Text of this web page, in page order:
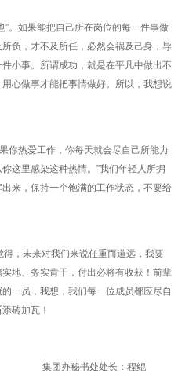
。如果能把自己所在岗位的每一件事做
负，才不及所任，必然会祸及己身，导
小事。所谓成功，就是在平凡中做出不
心做事才能把事情做好。所以，我想说
你热爱工作，你每天就会尽自己所能力
这里感染这种热情。”我们年轻人所拥
来，保持一个饱满的工作状态，不要给
，未来对我们来说任重而道远，我要
地、务实肯干，付出必将有收获！前辈
一员，我想，我们每一位成员都应尽自
砖加瓦！
处长：程鲲